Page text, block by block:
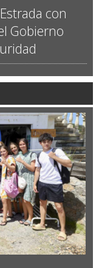
con
Gobierno